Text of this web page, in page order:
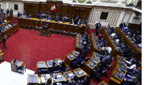
y demostrar al país que
de que el Congreso es
del pueblo”, refirió.
también estuvieron los
Angulo, Celia Anicama y Wílder